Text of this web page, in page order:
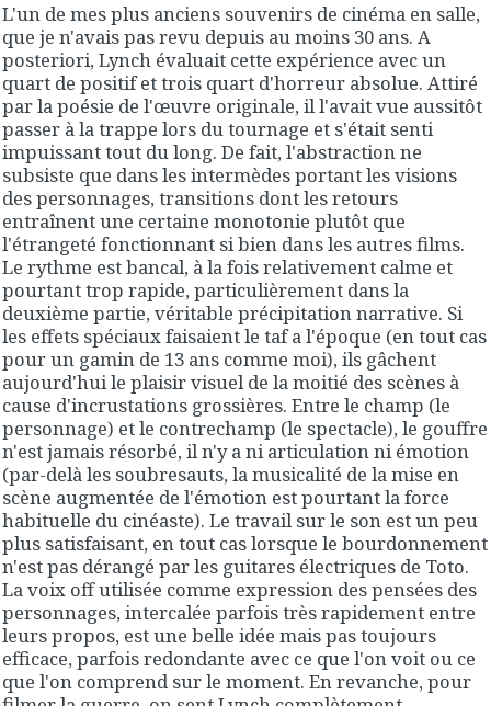
L'un de mes plus anciens souvenirs de cinéma en salle,
que je n'avais pas revu depuis au moins 30 ans. A
posteriori, Lynch évaluait cette expérience avec un
quart de positif et trois quart d'horreur absolue. Attiré
par la poésie de l'œuvre originale, il l'avait vue aussitôt
passer à la trappe lors du tournage et s'était senti
impuissant tout du long. De fait, l'abstraction ne
subsiste que dans les intermèdes portant les visions
des personnages, transitions dont les retours
entraînent une certaine monotonie plutôt que
l'étrangeté fonctionnant si bien dans les autres films.
Le rythme est bancal, à la fois relativement calme et
pourtant trop rapide, particulièrement dans la
deuxième partie, véritable précipitation narrative. Si
les effets spéciaux faisaient le taf a l'époque (en tout cas
pour un gamin de 13 ans comme moi), ils gâchent
aujourd'hui le plaisir visuel de la moitié des scènes à
cause d'incrustations grossières. Entre le champ (le
personnage) et le contrechamp (le spectacle), le gouffre
n'est jamais résorbé, il n'y a ni articulation ni émotion
(par-delà les soubresauts, la musicalité de la mise en
scène augmentée de l'émotion est pourtant la force
habituelle du cinéaste). Le travail sur le son est un peu
plus satisfaisant, en tout cas lorsque le bourdonnement
n'est pas dérangé par les guitares électriques de Toto.
La voix off utilisée comme expression des pensées des
personnages, intercalée parfois très rapidement entre
leurs propos, est une belle idée mais pas toujours
efficace, parfois redondante avec ce que l'on voit ou ce
que l'on comprend sur le moment. En revanche, pour